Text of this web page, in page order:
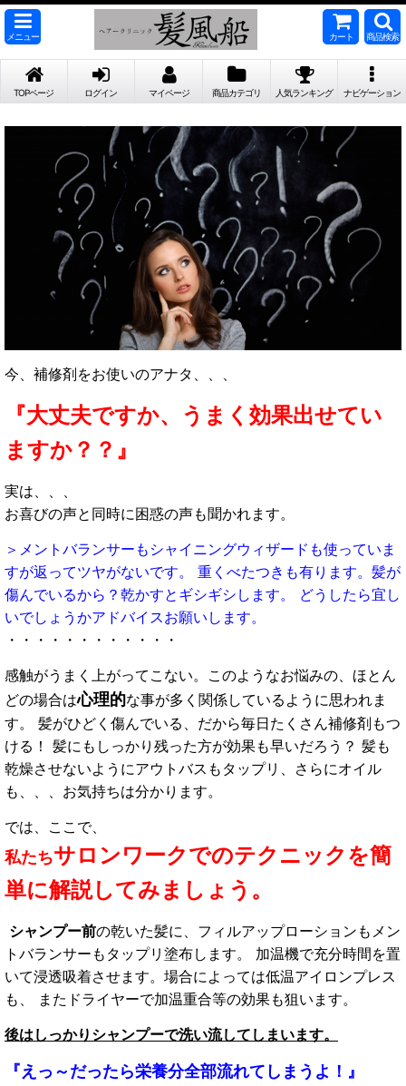
メニュー カート 商品検索
TOPページ ログイン マイページ 商品カテゴリ 人気ランキング ナビゲーション
今、補修剤をお使いのアナタ、、、
『大丈夫ですか、うまく効果出せてい
ますか？？』
実は、、、
お喜びの声と同時に困惑の声も聞かれます。
＞メントバランサーもシャイニングウィザードも使っていま
すが返ってツヤがないです。 重くべたつきも有ります。髪が
傷んでいるから？乾かすとギシギシします。 どうしたら宜し
いでしょうかアドバイスお願いします。
・・・・・・・・・・・・
感触がうまく上がってこない。このようなお悩みの、ほとん
どの場合は心理的な事が多く関係しているように思われま
す。 髪がひどく傷んでいる、だから毎日たくさん補修剤もつ
ける！ 髪にもしっかり残った方が効果も早いだろう？ 髪も
乾燥させないようにアウトバスもタップリ、さらにオイル
も、、、お気持ちは分かります。
では、ここで、
私たちサロンワークでのテクニックを簡
単に解説してみましょう。
シャンプー前の乾いた髪に、フィルアップローションもメン
トバランサーもタップリ塗布します。 加温機で充分時間を置
いて浸透吸着させます。場合によっては低温アイロンプレス
も、 またドライヤーで加温重合等の効果も狙います。
後はしっかりシャンプーで洗い流してしまいます。
『えっ～だったら栄養分全部流れてしまうよ！』